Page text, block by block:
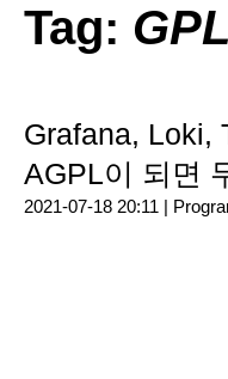
Tag: GPL
Grafana, Loki,
AGPL이 되면
2021-07-18 20:11 |